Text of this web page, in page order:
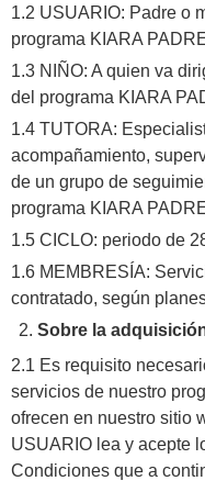
1.2 USUARIO: Padre o
programa KIARA
1.3 NIÑO: A quien va
del programa KIARA
1.4 TUTORA:
acompañamiento,
de un grupo de
programa KIARA
1.5 CICLO: periodo de
1.6 MEMBRESÍA:
contratado, según
Sobre la
2.1 Es requisito
servicios de nuestro
ofrecen en nuestro sitio
USUARIO lea y acepte
Condiciones que a